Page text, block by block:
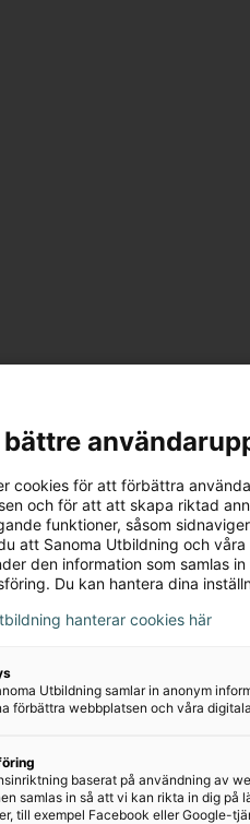
cookies för att förbättra
och för att att skapa riktad
funktioner, såsom
att Sanoma Utbildning och
den information som samlas
Du kan hantera dina
hanterar cookies här
Utbildning samlar in anonym
förbättra webbplatsen och våra
baserat på användning av
samlas in så att vi kan rikta in dig på
till exempel Facebook eller Google-